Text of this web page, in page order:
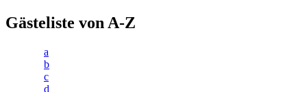
Gästeliste von A-Z
a
b
c
d